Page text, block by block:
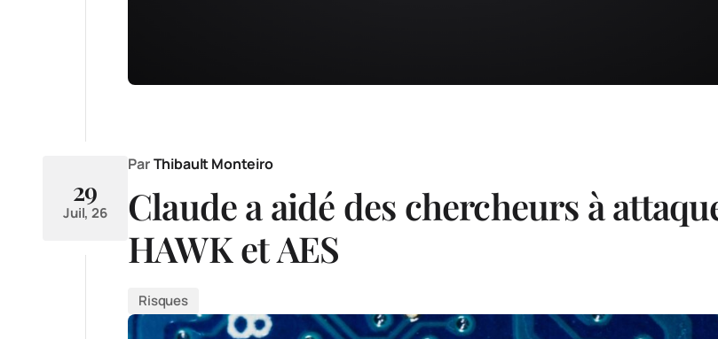
29
Juil, 26
Par Thibault Monteiro
Claude a aidé des chercheurs à
HAWK et AES
Risques